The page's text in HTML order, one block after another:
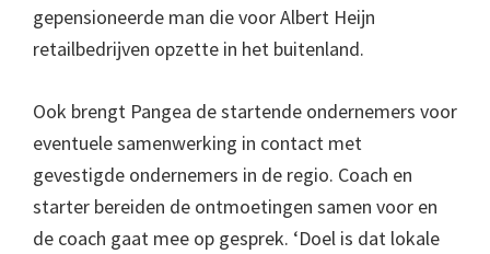
gepensioneerde man die voor Albert Heijn
retailbedrijven opzette in het buitenland.
Ook brengt Pangea de startende ondernemers voor
eventuele samenwerking in contact met
gevestigde ondernemers in de regio. Coach en
starter bereiden de ontmoetingen samen voor en
de coach gaat mee op gesprek. ‘Doel is dat lokale